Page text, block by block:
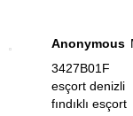
Anonymous
3427B01F
esçort denizli
fındıklı esçort